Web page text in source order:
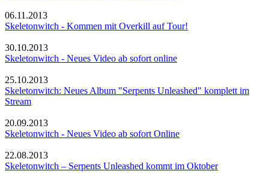
06.11.2013
Skeletonwitch - Kommen mit Overkill auf Tour!
30.10.2013
Skeletonwitch - Neues Video ab sofort online
25.10.2013
Skeletonwitch: Neues Album "Serpents Unleashed" komplett im
Stream
20.09.2013
Skeletonwitch - Neues Video ab sofort Online
22.08.2013
Skeletonwitch – Serpents Unleashed kommt im Oktober